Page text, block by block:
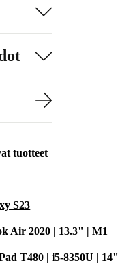
tuotteet
S23
Air 2020 | 13.3" | M1
T480 | i5-8350U | 14"